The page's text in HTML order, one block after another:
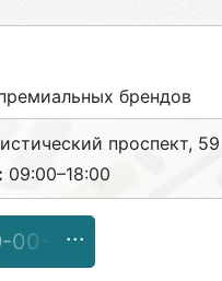
брендов
проспект, 59
09:00–18:00
00-59